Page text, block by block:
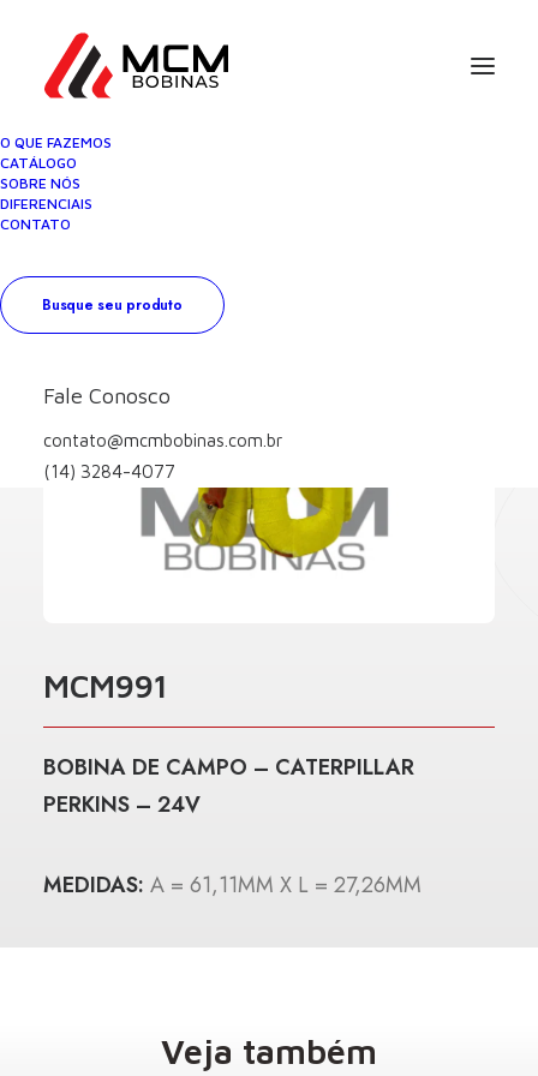
O QUE FAZEMOS
CATÁLOGO
SOBRE NÓS
DIFERENCIAIS
CONTATO
Busque seu produto
Fale Conosco
contato@mcmbobinas.com.br
(14) 3284-4077
MCM991
BOBINA DE CAMPO – CATERPILLAR
PERKINS – 24V
MEDIDAS: A = 61,11MM X L = 27,26MM
Veja também